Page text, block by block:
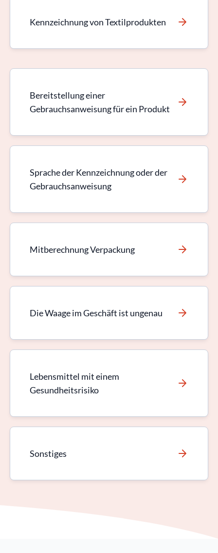
Kennzeichnung von Textilprodukten
Bereitstellung einer
Gebrauchsanweisung für ein Produkt
Sprache der Kennzeichnung oder der
Gebrauchsanweisung
Mitberechnung Verpackung
Die Waage im Geschäft ist ungenau
Lebensmittel mit einem
Gesundheitsrisiko
Sonstiges